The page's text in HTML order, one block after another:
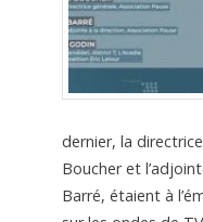
dernier, la
Boucher et
Barré, étaient à